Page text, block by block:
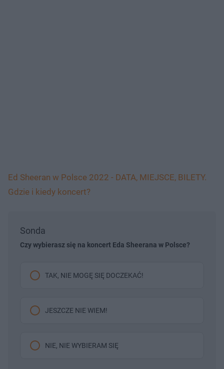
Ed Sheeran w Polsce 2022 - DATA, MIEJSCE, BILETY.
Gdzie i kiedy koncert?
Sonda
Czy wybierasz się na koncert Eda Sheerana w Polsce?
TAK, NIE MOGĘ SIĘ DOCZEKAĆ!
JESZCZE NIE WIEM!
NIE, NIE WYBIERAM SIĘ